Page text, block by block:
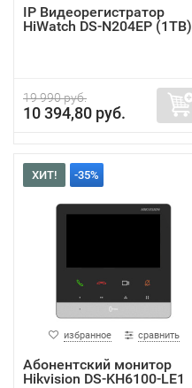
IP Видеорегистратор
HiWatch DS-N204EP (1TB)
19 990 руб.
10 394,80 руб.
ХИТ! -35%
избранное сравнить
Абонентский монитор
Hikvision DS-KH6100-LE1